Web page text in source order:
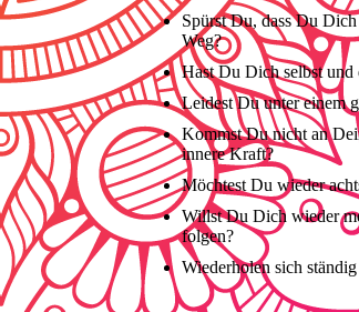
Spürst Du, dass Du
Weg?
Hast Du Dich selbst
Leidest Du unter einem
Kommst Du nicht an
innere Kraft?
Möchtest Du wieder
Willst Du Dich wieder
folgen?
Wiederholen sich